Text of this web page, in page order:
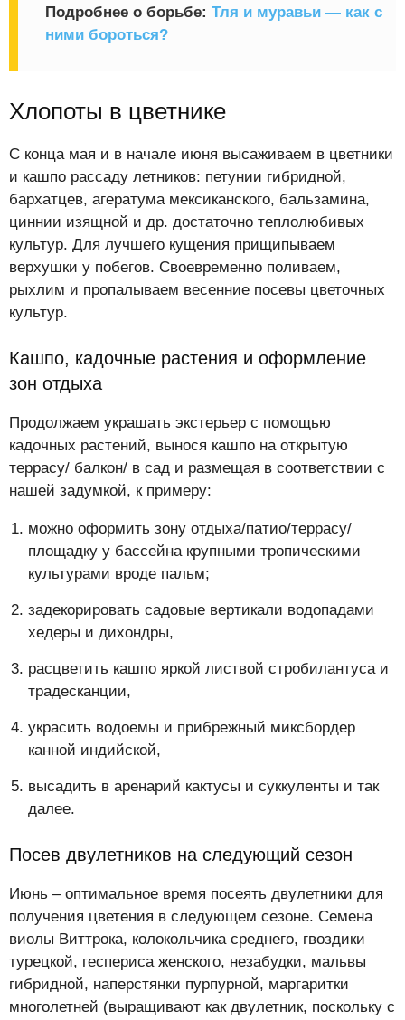
Подробнее о борьбе: Тля и муравьи — как с
ними бороться?
Хлопоты в цветнике
С конца мая и в начале июня высаживаем в цветники
и кашпо рассаду летников: петунии гибридной,
бархатцев, агератума мексиканского, бальзамина,
циннии изящной и др. достаточно теплолюбивых
культур. Для лучшего кущения прищипываем
верхушки у побегов. Своевременно поливаем,
рыхлим и пропалываем весенние посевы цветочных
культур.
Кашпо, кадочные растения и оформление
зон отдыха
Продолжаем украшать экстерьер с помощью
кадочных растений, вынося кашпо на открытую
террасу/ балкон/ в сад и размещая в соответствии с
нашей задумкой, к примеру:
можно оформить зону отдыха/патио/террасу/
площадку у бассейна крупными тропическими
культурами вроде пальм;
задекорировать садовые вертикали водопадами
хедеры и дихондры,
расцветить кашпо яркой листвой стробилантуса и
традесканции,
украсить водоемы и прибрежный миксбордер
канной индийской,
высадить в аренарий кактусы и суккуленты и так
далее.
Посев двулетников на следующий сезон
Июнь – оптимальное время посеять двулетники для
получения цветения в следующем сезоне. Семена
виолы Виттрока, колокольчика среднего, гвоздики
турецкой, геспериса женского, незабудки, мальвы
гибридной, наперстянки пурпурной, маргаритки
многолетней (выращивают как двулетник, поскольку с